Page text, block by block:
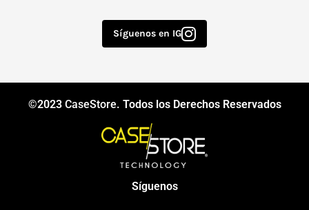
Síguenos en IG
©2023 CaseStore. Todos los Derechos Reservados
Síguenos